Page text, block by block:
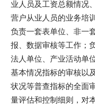
业人员及工资总额情况
营户从业人员的业务培
负责一套表单位、非一
报、数据审核等工作；
法人单位、产业活动单
基本情况指标的审核以
状况等普查指标的全面
量评估和控制细则，对